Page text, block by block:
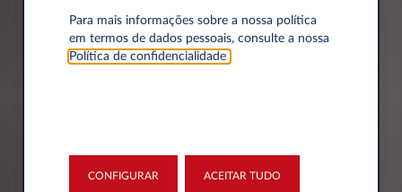
efetuados de acordo com as indicações da marca
(mudanças de óleo, baterias, luzes, etc..);
Para mais informações sobre a nossa política
em termos de dados pessoais, consulte a nossa
Política de confidencialidade
CONFIGURAR ACEITAR TUDO